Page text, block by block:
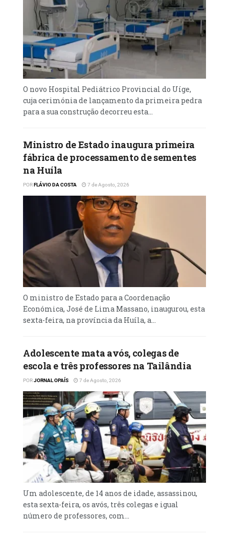
O novo Hospital Pediátrico Provincial do Uíge,
cuja cerimónia de lançamento da primeira pedra
para a sua construção decorreu esta...
Ministro de Estado inaugura primeira
fábrica de processamento de sementes
na Huíla
POR FLÁVIO DA COSTA 7 de Agosto, 2026
O ministro de Estado para a Coordenação
Económica, José de Lima Massano, inaugurou, esta
sexta-feira, na província da Huíla, a...
Adolescente mata avós, colegas de
escola e três professores na Tailândia
PORJORNAL OPAÍS 7 de Agosto, 2026
Um adolescente, de 14 anos de idade, assassinou,
esta sexta-feira, os avós, três colegas e igual
número de professores, com...